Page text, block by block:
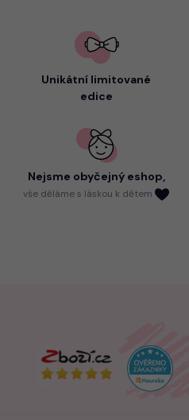
Unikátní limitované
edice
Nejsme obyčejný eshop,
vše děláme s láskou k dětem